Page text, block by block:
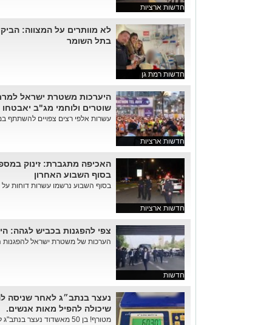
חדשות ארציות
חדשות רמת גן
לא מוותרים על המצווה:
בתל השומר
חדשות ארציות
שוטרים ולוחמי מג"ב
עשרות אלפי רצים צפויים להשתתף במרוץ
חדשות ארציות
האכיפה מתגברת: זינוק
בסוף השבוע האחרון
בסוף השבוע נרשמו עשרות דוחות על
חדשות
צפי להפגנות בכביש לגהה:
הערכות של משטרת ישראל להפגנות
שיכולה להפיל מאות אנשים.
מטורף! בן 50 מאשדוד נעצר בנתב"ג לאחר שניסה להבריח לארץ 6 ליטר...